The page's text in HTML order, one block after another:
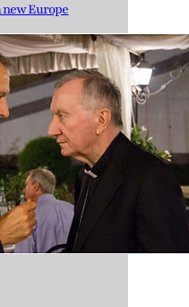
new Europe